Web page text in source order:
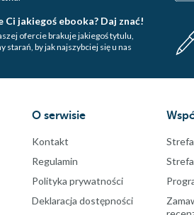
Ci jakiegoś ebooka? Daj znać!
ofercie brakuje jakiegoś tytulu,
starań, by jak najszybciej się u nas
O serwisie
Kontakt
Regulamin
Polityka prywatności
Deklaracja dostępności